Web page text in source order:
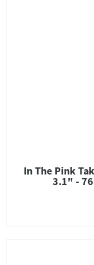
In The Pink
3.1" -